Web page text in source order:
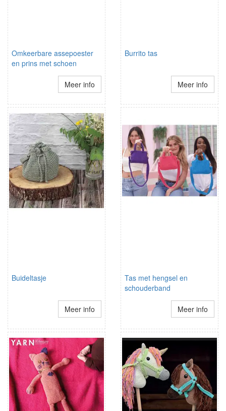
Omkeerbare assepoester
en prins met schoen
Meer info
Burrito tas
Meer info
Buideltasje
Meer info
Tas met hengsel en
schouderband
Meer info